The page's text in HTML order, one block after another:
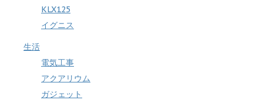
KLX125
イグニス
生活
電気工事
アクアリウム
ガジェット